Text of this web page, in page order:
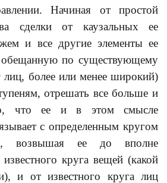
Начиная от простой
сделки от каузальных ее
и все другие элементы ее
обещанную по существующему
более или менее широкий)
отрешать все больше и
что ее и в этом смысле
с определенным кругом
возвышая ее до вполне
круга вещей (какой
и от известного круга лиц